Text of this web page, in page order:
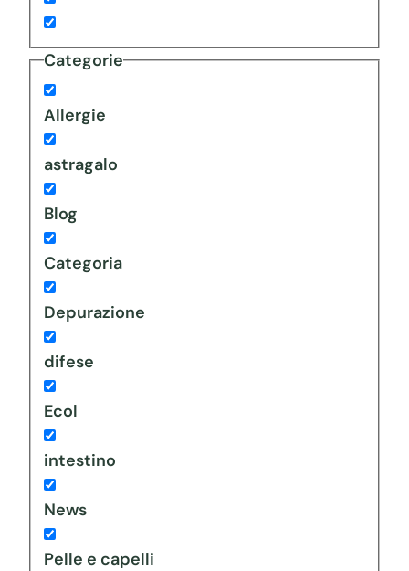
Categorie
Allergie
astragalo
Blog
Categoria
Depurazione
difese
Ecol
intestino
News
Pelle e capelli